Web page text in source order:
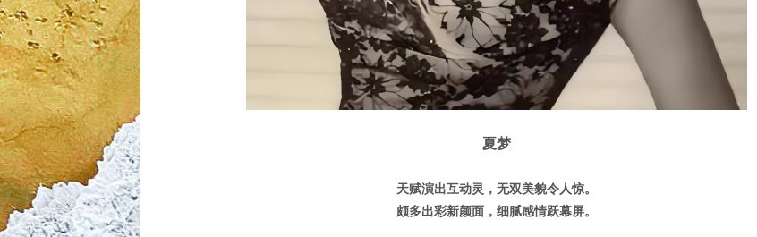
夏梦
天赋演出互动灵，无双美貌令人惊。
颇多出彩新颜面，细腻感情跃幕屏。